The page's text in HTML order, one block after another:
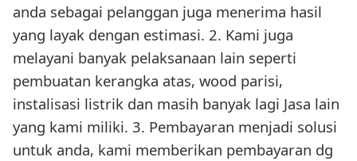
anda sebagai pelanggan juga menerima hasil
yang layak dengan estimasi. 2. Kami juga
melayani banyak pelaksanaan lain seperti
pembuatan kerangka atas, wood parisi,
instalisasi listrik dan masih banyak lagi Jasa lain
yang kami miliki. 3. Pembayaran menjadi solusi
untuk anda, kami memberikan pembayaran dg